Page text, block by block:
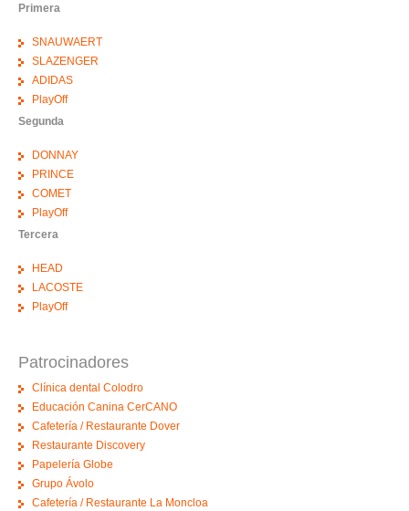
Primera
SNAUWAERT
SLAZENGER
ADIDAS
PlayOff
Segunda
DONNAY
PRINCE
COMET
PlayOff
Tercera
HEAD
LACOSTE
PlayOff
Patrocinadores
Clínica dental Colodro
Educación Canina CerCANO
Cafetería / Restaurante Dover
Restaurante Discovery
Papelería Globe
Grupo Ávolo
Cafetería / Restaurante La Moncloa